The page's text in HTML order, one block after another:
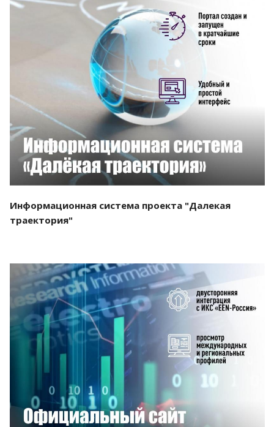
Смотреть проект
Информационная система проекта "Далекая
траектория"
Смотреть проект